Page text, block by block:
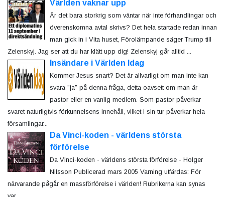
Världen vaknar upp
Är det bara storkrig som väntar när inte förhandlingar och
överenskomna avtal skrivs? Det hela startade redan innan
man gick in i Vita huset, Förolämpande säger Trump till
Zelenskyj. Jag ser att du har klätt upp dig! Zelenskyj går alltid ...
Insändare i Världen Idag
Kommer Jesus snart? Det är allvarligt om man inte kan
svara ”ja” på denna fråga, detta oavsett om man är
pastor eller en vanlig medlem. Som pastor påverkar
svaret naturligtvis förkunnelsens innehåll, vilket i sin tur påverkar hela
församlingar...
Da Vinci-koden - världens största
förförelse
Da Vinci-koden - världens största förförelse - Holger
Nilsson Publicerad mars 2005 Varning utfärdas: För
närvarande pågår en massförförelse i världen! Rubrikerna kan synas